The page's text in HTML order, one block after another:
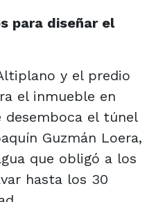
para diseñar el
y el predio
el inmueble en
desemboca el túnel
Guzmán Loera,
que obligó a los
hasta los 30